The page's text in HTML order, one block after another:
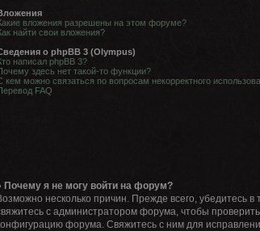
вложения разрешены на этом форуме?
найти свои вложения?
о phpBB 3 (Olympus)
написал phpBB 3?
здесь нет такой-то функции?
кем можно связаться по вопросам некорректного
FAQ
Почему я не могу войти на форум?
несколько причин. Прежде всего, убедитесь
с администратором форума, чтобы
форума. Свяжитесь с ним для